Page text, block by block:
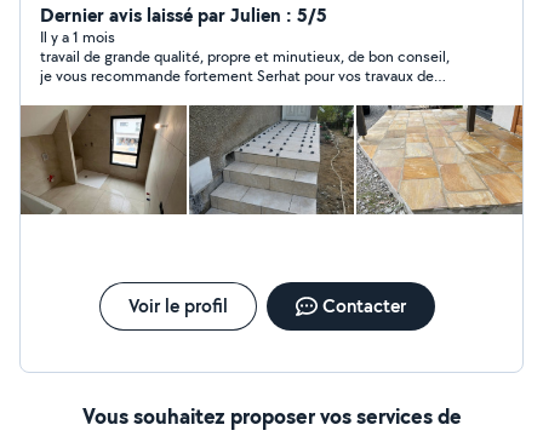
Passionné par mon métier, je porte une attention
particulière aux détails et aux finitions, garantissant un
travail soigné et durable.
Dernier avis laissé par Julien : 5/5
Il y a 1 mois
travail de grande qualité, propre et minutieux, de bon conseil,
je vous recommande fortement Serhat pour vos travaux de
Voir le profil Contacter
Vous souhaitez proposer vos services de